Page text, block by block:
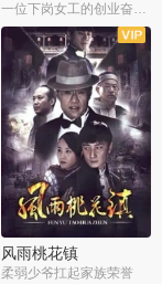
一位下岗女工的创业奋斗史
全36集
风雨桃花镇
柔弱少爷扛起家族荣誉